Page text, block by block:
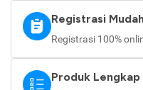
Registrasi
Registrasi 100%
Produk Lengkap